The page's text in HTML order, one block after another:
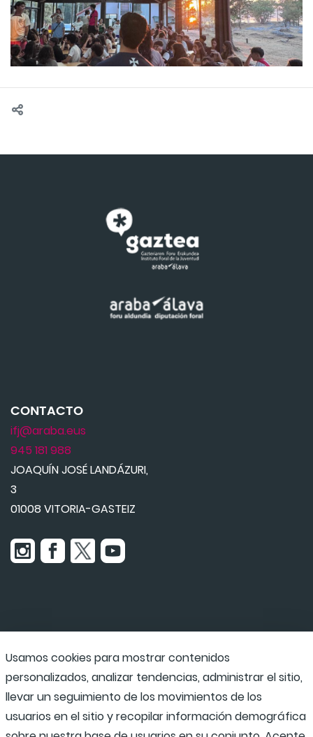
Udaraba
Programas escolares
CONTACTO
ifj@araba.eus
945 181 988
JOAQUÍN JOSÉ LANDÁZURI,
3
01008 VITORIA-GASTEIZ
Usamos cookies para mostrar contenidos
personalizados, analizar tendencias, administrar el sitio,
llevar un seguimiento de los movimientos de los
usuarios en el sitio y recopilar información demográfica